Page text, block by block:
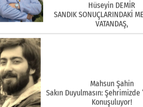
Hüseyin DEMİR
SANDIK SONUÇLARINDAKİ
VATANDAŞ,
Mahsun Şahin
Sakın Duyulmasın: Şehrimizde
Konuşuluyor!